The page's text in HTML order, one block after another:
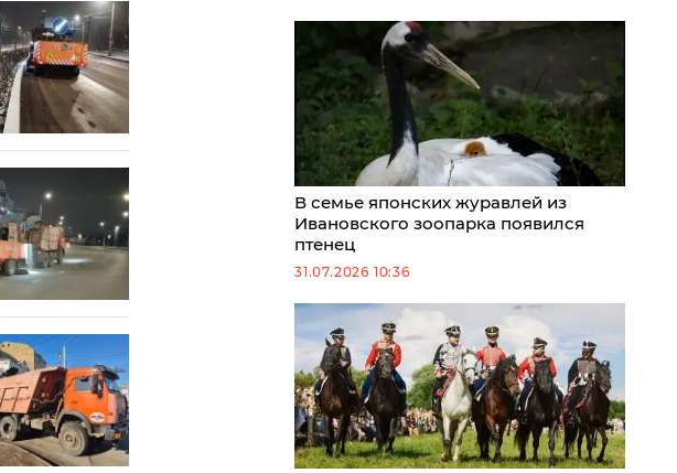
В семье японских журавлей из
Ивановского зоопарка появился
птенец
31.07.2026 10:36